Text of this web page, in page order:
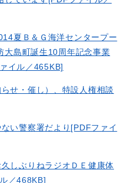
夏Ｂ＆Ｇ海洋センタープー
大島町誕生10周年記念事業
イル／465KB]
せ・催し）、特設人権相談
い警察署だより[PDFファイ
しぶりねラジオＤＥ健康体
／468KB]